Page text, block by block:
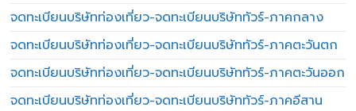
จดทะเบียนบริษัทท่องเที่ยว-จดทะเบียนบริษัททัวร์-ภาคกลาง
จดทะเบียนบริษัทท่องเที่ยว-จดทะเบียนบริษัททัวร์-ภาคตะวันตก
จดทะเบียนบริษัทท่องเที่ยว-จดทะเบียนบริษัททัวร์-ภาคตะวันออก
จดทะเบียนบริษัทท่องเที่ยว-จดทะเบียนบริษัททัวร์-ภาคอีสาน